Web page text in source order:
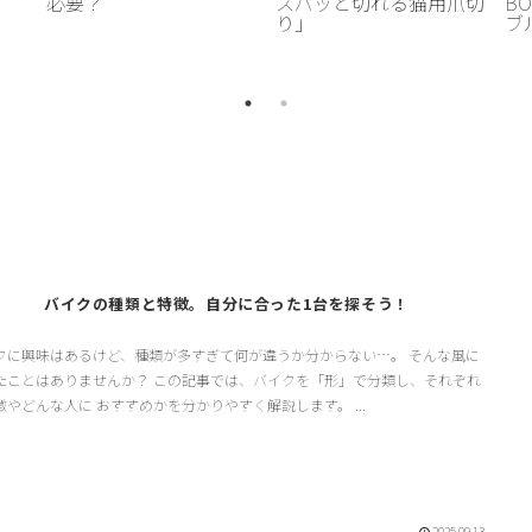
り」 ブ
バイクの種類と特徴。自分に合った1台を探そう！
に興味はあるけど、種類が多すぎて何が違うか分からない…。 そんな風に
ことはありませんか？ この記事では、バイクを「形」で分類し、それぞれ
やどんな人に おすすめかを分かりやすく解説します。 ...